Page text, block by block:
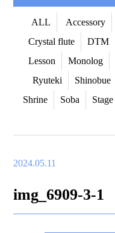
ALL Accessory
Crystal flute
DTM
Lesson
Monolog
Ryuteki
Shinobue
Shrine
Soba Stage
2024.05.11
img_6909-3-1